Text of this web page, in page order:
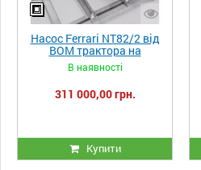
Насос Ferrari NT82/2 від
ВОМ трактора на
оцинкованій рамі,
підключаються до
трактора потужністю від
49 до 68 к.с.,
В наявності
311 000,00 грн.
Купити